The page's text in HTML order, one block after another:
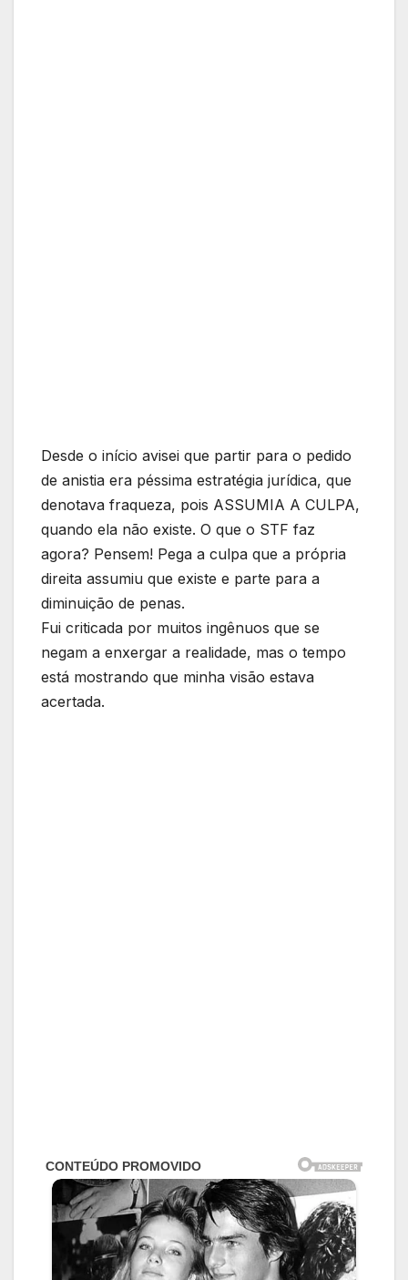
Desde o início avisei que partir para o pedido
de anistia era péssima estratégia jurídica, que
denotava fraqueza, pois ASSUMIA A CULPA,
quando ela não existe. O que o STF faz
agora? Pensem! Pega a culpa que a própria
direita assumiu que existe e parte para a
diminuição de penas.
Fui criticada por muitos ingênuos que se
negam a enxergar a realidade, mas o tempo
está mostrando que minha visão estava
acertada.